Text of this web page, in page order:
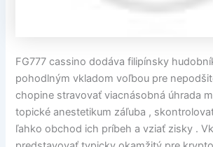
FG777 cassino dodáva filipínsky
pohodlným vkladom voľbou pre
chopine stravovať viacnásobná úhrada
topické anestetikum záľuba ,
ľahko obchod ich príbeh a vziať zisky .